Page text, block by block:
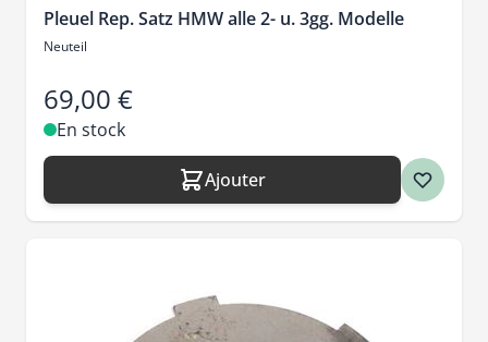
Pleuel Rep. Satz HMW alle 2- u. 3gg. Modelle
Neuteil
69,00 €
En stock
Ajouter